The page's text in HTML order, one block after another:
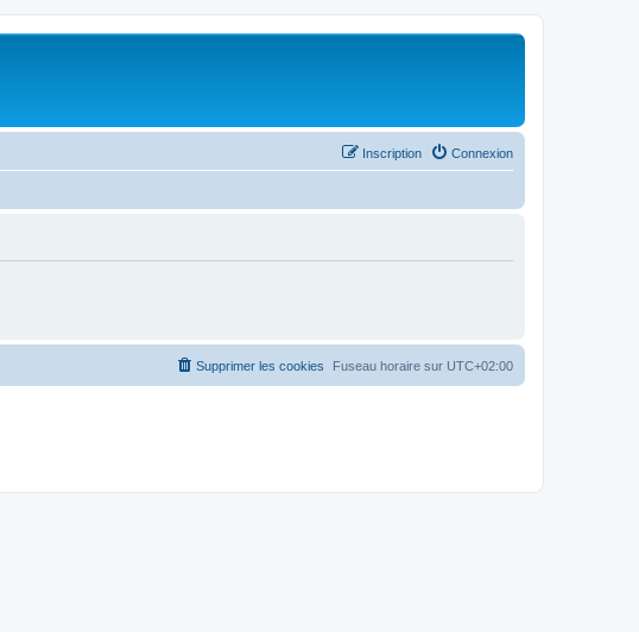
Connexion
Inscription
Fuseau horaire sur UTC+02:00
Supprimer les cookies